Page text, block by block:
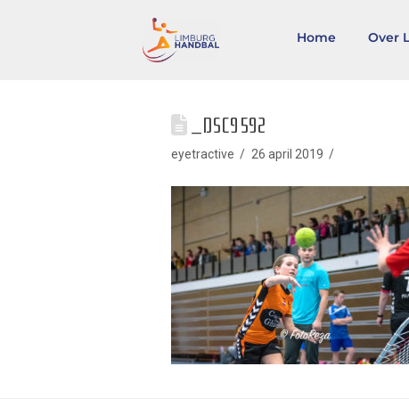
Home Over
_DSC9592
eyetractive 26 april 2019